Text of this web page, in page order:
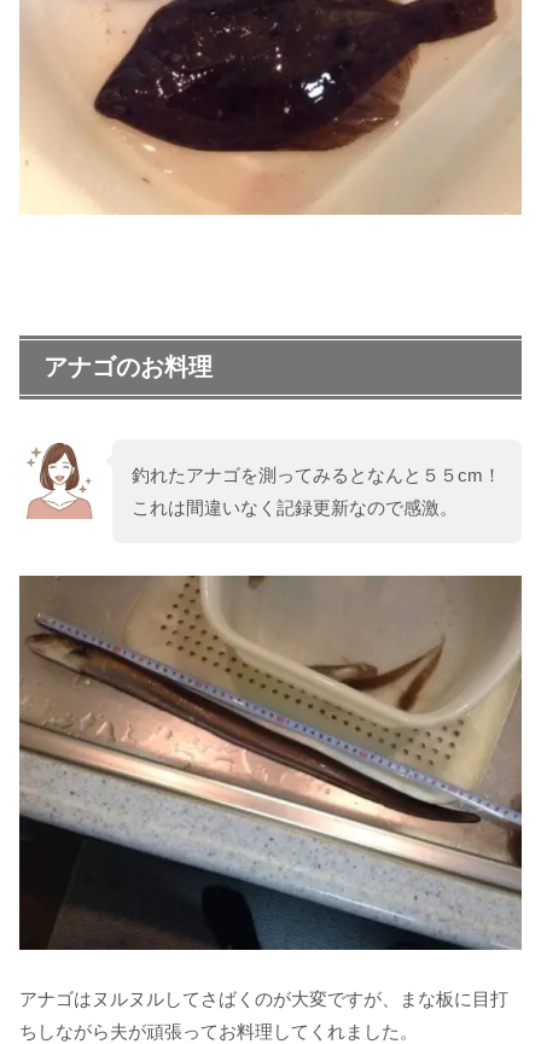
アナゴのお料理
釣れたアナゴを測ってみるとなんと５５cm！
これは間違いなく記録更新なので感激。
アナゴはヌルヌルしてさばくのが大変ですが、まな板に目打
ちしながら夫が頑張ってお料理してくれました。